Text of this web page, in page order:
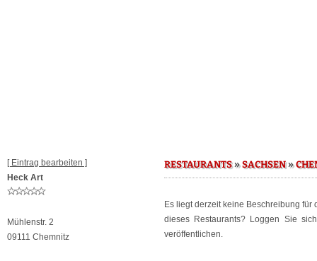
[ Eintrag bearbeiten ]
Heck Art
Mühlenstr. 2
09111 Chemnitz
RESTAURANTS»SACHSEN»
Es liegt derzeit keine Beschreibung für
dieses Restaurants? Loggen Sie
veröffentlichen.